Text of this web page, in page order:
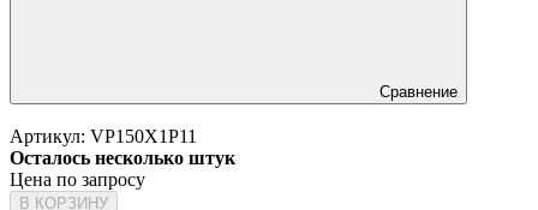
Сравнение
Артикул: VP150X1P11
Осталось несколько штук
Цена по запросу
В КОРЗИНУ